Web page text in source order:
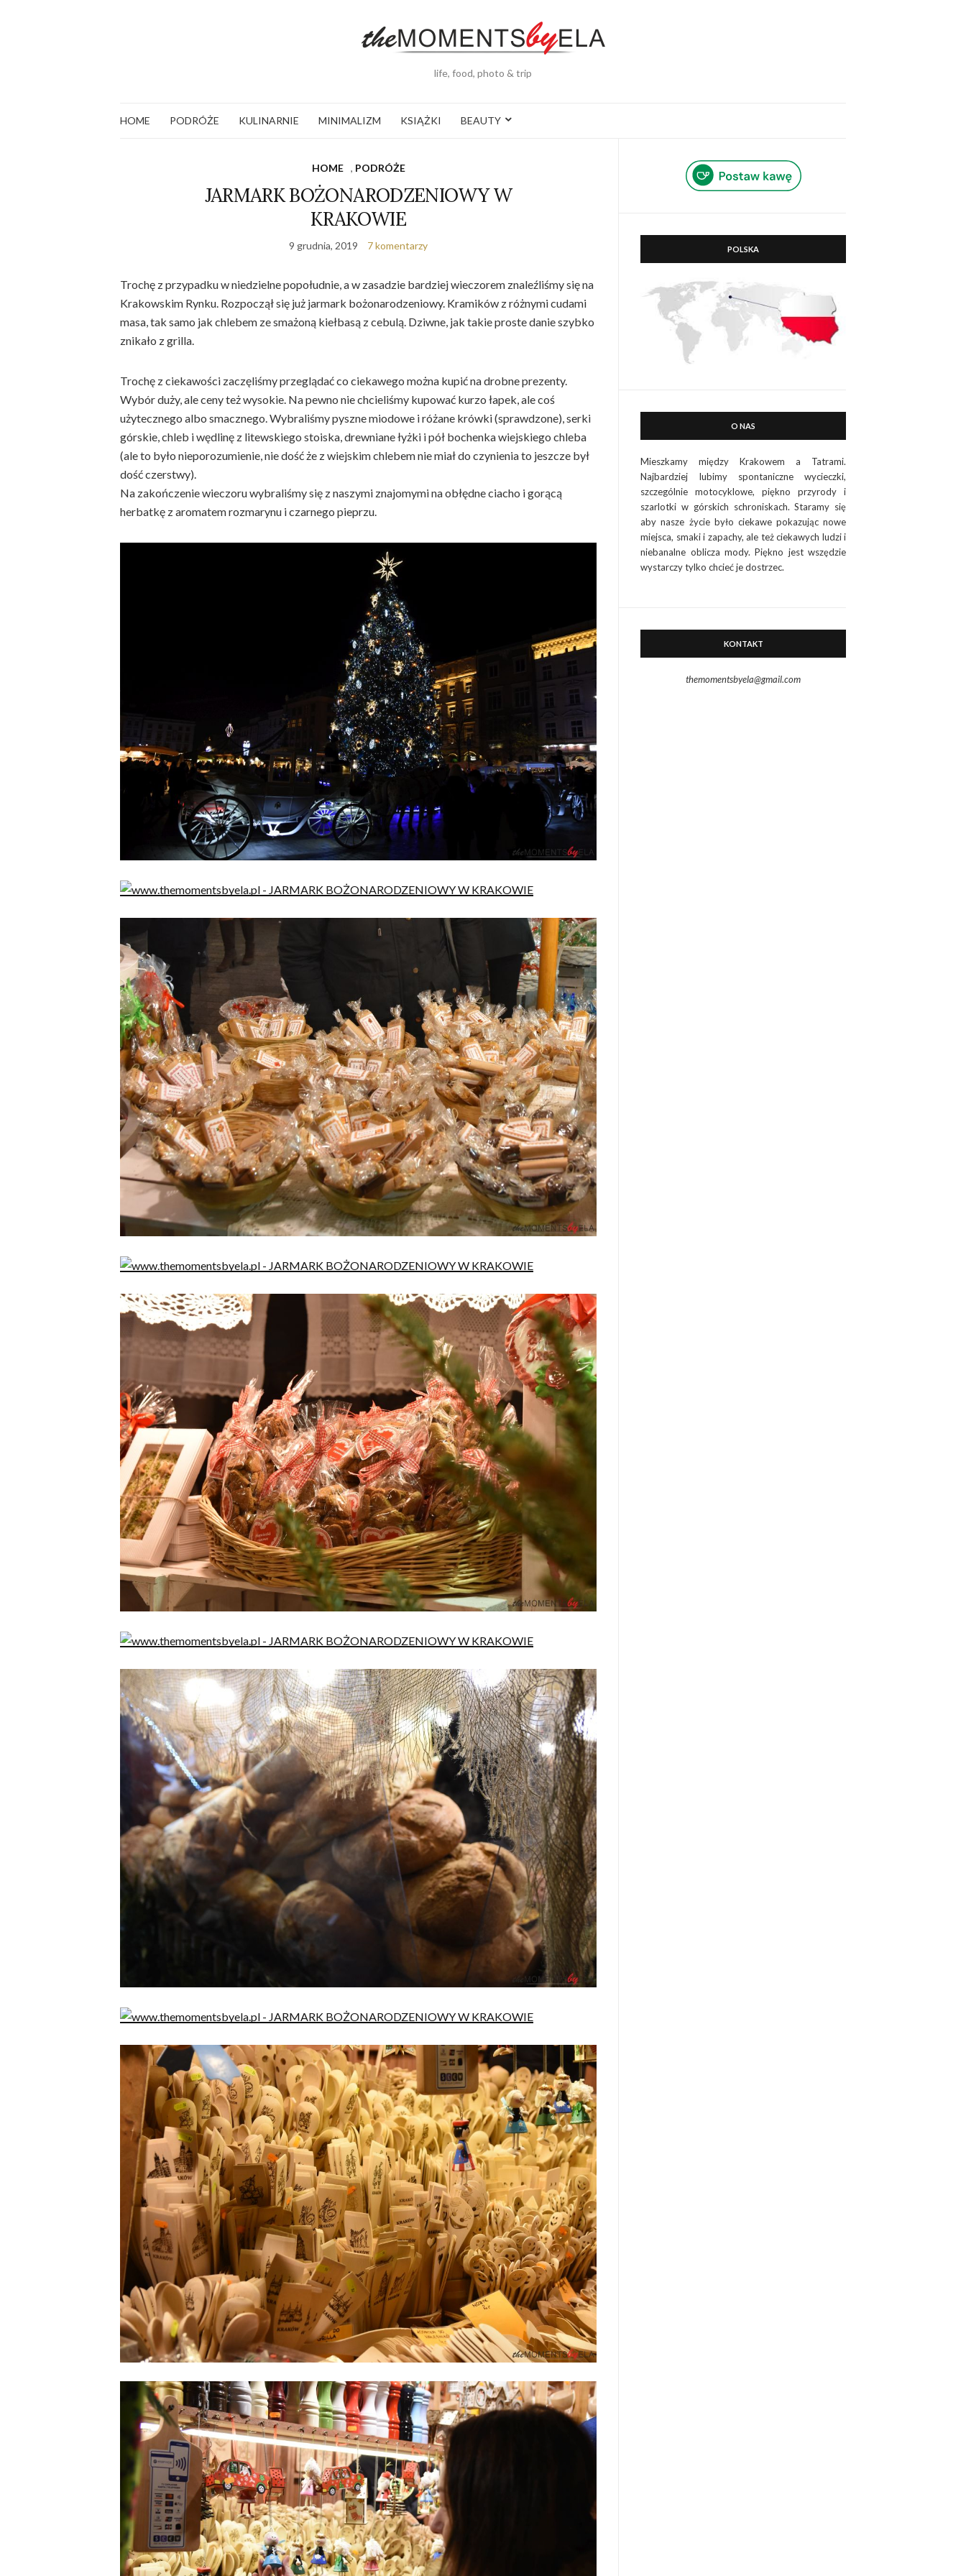
life, food, photo & trip
HOME PODRÓŻE KULINARNIE MINIMALIZM KSIĄŻKI BEAUTY
HOME , PODRÓŻE
JARMARK BOŻONARODZENIOWY W
KRAKOWIE
9 grudnia, 2019 7 komentarzy
Trochę z przypadku w niedzielne popołudnie, a w zasadzie bardziej wieczorem znaleźliśmy się na
Krakowskim Rynku. Rozpoczął się już jarmark bożonarodzeniowy. Kramików z różnymi cudami
masa, tak samo jak chlebem ze smażoną kiełbasą z cebulą. Dziwne, jak takie proste danie szybko
znikało z grilla.
Trochę z ciekawości zaczęliśmy przeglądać co ciekawego można kupić na drobne prezenty.
Wybór duży, ale ceny też wysokie. Na pewno nie chcieliśmy kupować kurzo łapek, ale coś
użytecznego albo smacznego. Wybraliśmy pyszne miodowe i różane krówki (sprawdzone), serki
górskie, chleb i wędlinę z litewskiego stoiska, drewniane łyżki i pół bochenka wiejskiego chleba
(ale to było nieporozumienie, nie dość że z wiejskim chlebem nie miał do czynienia to jeszcze był
dość czerstwy).
Na zakończenie wieczoru wybraliśmy się z naszymi znajomymi na obłędne ciacho i gorącą
herbatkę z aromatem rozmarynu i czarnego pieprzu.
POLSKA
O NAS
Mieszkamy między Krakowem a Tatrami.
Najbardziej lubimy spontaniczne wycieczki,
szczególnie motocyklowe, piękno przyrody i
szarlotki w górskich schroniskach. Staramy się
aby nasze życie było ciekawe pokazując nowe
miejsca, smaki i zapachy, ale też ciekawych ludzi i
niebanalne oblicza mody. Piękno jest wszędzie
wystarczy tylko chcieć je dostrzec.
KONTAKT
themomentsbyela@gmail.com